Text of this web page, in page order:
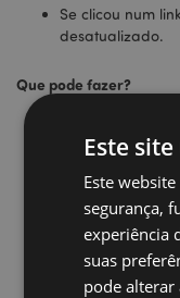
Se clicou num
desatualizado.
Que pode fazer?
Utilize a barra
Siga estas
Página inicial da
Este
Este
segurança,
experiência
suas
pode alterar